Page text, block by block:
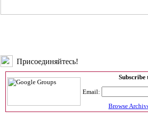
Присоединяйтесь!
Subscribe
Email:
Browse